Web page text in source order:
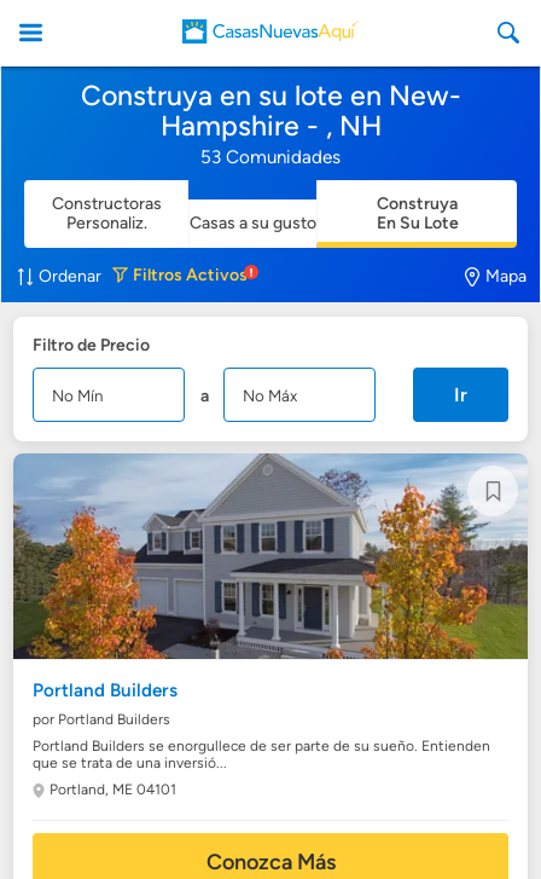
CasasNuevasAqui
Construya en su lote en New-
Hampshire - , NH
53 Comunidades
Constructoras
Personaliz.
Casas a su gusto
Construya
En Su Lote
Ordenar Filtros Activos Mapa
Filtro de Precio
a Ir
Portland Builders
por Portland Builders
Portland Builders se enorgullece de ser parte de su sueño. Entienden
que se trata de una inversió...
Portland, ME 04101
Conozca Más